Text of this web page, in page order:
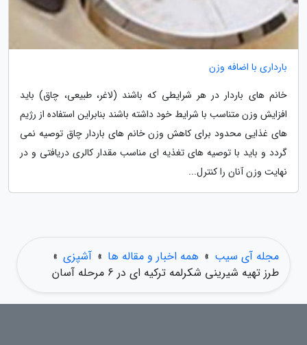
بارداری با اضافه وزن
خانم های باردار در هر شرایطی که باشند (لاغر، طبیعی، چاق) باید
افزایش وزن متناسب با شرایط خود داشته باشند بنابراین استفاده از رژیم
های غذایی محدود برای کاهش وزن خانم های باردار چاق توصیه نمی
گردد و باید با توصیه های تغذیه ای مناسب مقدار کالری دریافتی و در
نهایت وزن آنان را کنترل...
مجله آی سیب » همه اخبار و مقاله ها » آشپزی »
طرز تهیه شیرینی شکرلمه ترکیه ای در 6 مرحله آسان